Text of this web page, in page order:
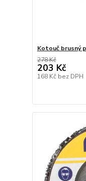
Kotouč brusný
278 Kč
203 Kč
168 Kč bez DPH